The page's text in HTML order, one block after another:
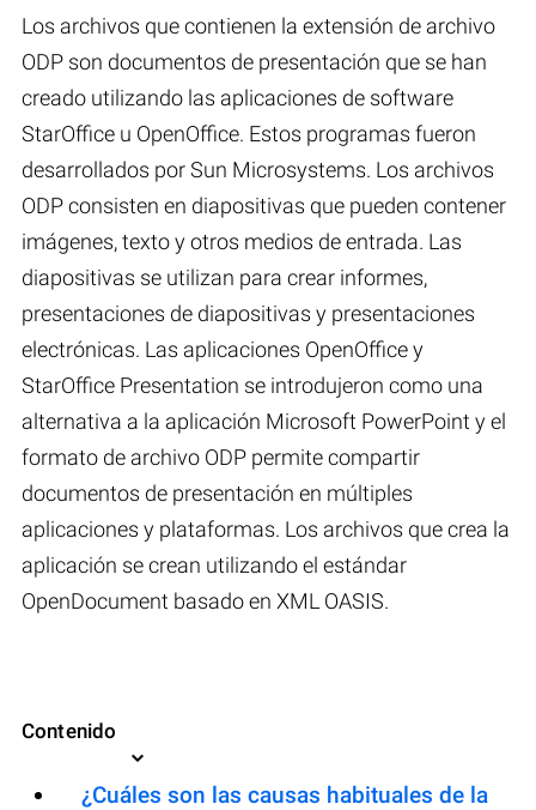
Los archivos que contienen la extensión de archivo
ODP son documentos de presentación que se han
creado utilizando las aplicaciones de software
StarOffice u OpenOffice. Estos programas fueron
desarrollados por Sun Microsystems. Los archivos
ODP consisten en diapositivas que pueden contener
imágenes, texto y otros medios de entrada. Las
diapositivas se utilizan para crear informes,
presentaciones de diapositivas y presentaciones
electrónicas. Las aplicaciones OpenOffice y
StarOffice Presentation se introdujeron como una
alternativa a la aplicación Microsoft PowerPoint y el
formato de archivo ODP permite compartir
documentos de presentación en múltiples
aplicaciones y plataformas. Los archivos que crea la
aplicación se crean utilizando el estándar
OpenDocument basado en XML OASIS.
Contenido
¿Cuáles son las causas habituales de la